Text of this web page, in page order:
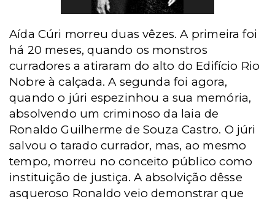
Aída Cúri morreu duas vêzes. A primeira foi
há 20 meses, quando os monstros
curradores a atiraram do alto do Edifício Rio
Nobre à calçada. A segunda foi agora,
quando o júri espezinhou a sua memória,
absolvendo um criminoso da laia de
Ronaldo Guilherme de Souza Castro. O júri
salvou o tarado currador, mas, ao mesmo
tempo, morreu no conceito público como
instituição de justiça. A absolvição dêsse
asqueroso Ronaldo veio demonstrar que